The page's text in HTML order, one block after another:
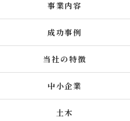
事業内容
成功事例
当社の特徴
中小企業
土木